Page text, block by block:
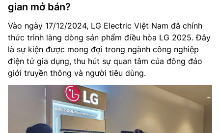
gian mở bán?
Vào ngày 17/12/2024, LG Electric Việt Nam đã chính
thức trình làng dòng sản phẩm điều hòa LG 2025. Đây
là sự kiện được mong đợi trong ngành công nghiệp
điện tử gia dụng, thu hút sự quan tâm của đông đảo
giới truyền thông và người tiêu dùng.